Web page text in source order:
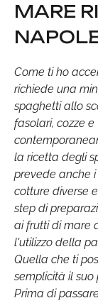
MARE
Come ti ho
richiede una
spaghetti allo
fasolari, cozze
la ricetta degli
prevede anche
cotture diverse
step di
ai frutti di mare
l'utilizzo della
Quella che ti
semplicità il suo
Prima di